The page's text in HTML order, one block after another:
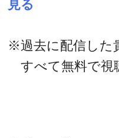
見る
※過去に配信した
すべて無料で視